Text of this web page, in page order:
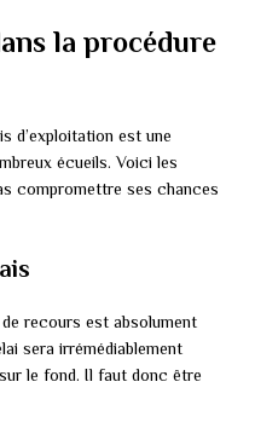
la procédure
d’exploitation est une
écueils. Voici les
compromettre ses chances
de recours est absolument
sera irrémédiablement
le fond. Il faut donc être